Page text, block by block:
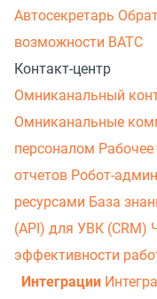
Автосекретарь
возможности ВАТС
Контакт-центр
Омниканальный
Омниканальные
персоналом
отчетов Робот-
ресурсами База
(API) для УВК (CRM)
эффективности
Интеграции